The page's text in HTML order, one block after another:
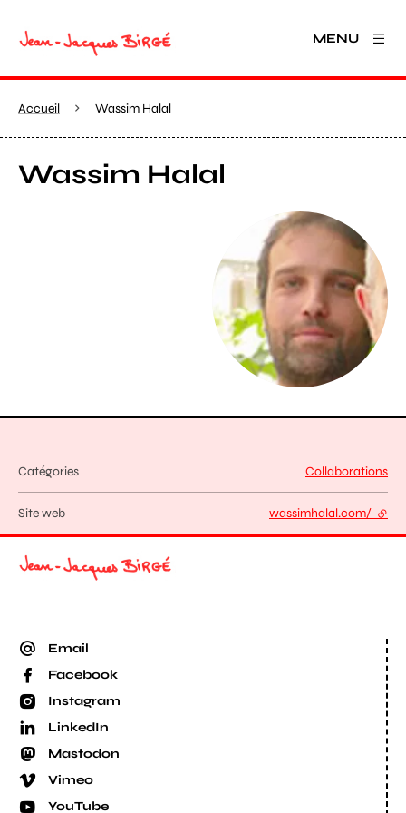
MENU
Accueil Wassim Halal
Wassim Halal
Catégories Collaborations
Site web wassimhalal.com/ -
Email
Facebook
Instagram
LinkedIn
Mastodon
Vimeo
YouTube